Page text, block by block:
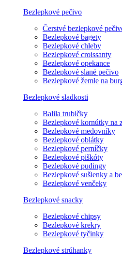
Bezlepkové pečivo
Čerstvé bezlepkové
Bezlepkové bagety
Bezlepkové chleby
Bezlepkové croissanty
Bezlepkové opekance
Bezlepkové slané pečivo
Bezlepkové žemle na
Bezlepkové sladkosti
Balila trubičky
Bezlepkové kornútky na
Bezlepkové medovníky
Bezlepkové oblátky
Bezlepkové perníčky
Bezlepkové piškóty
Bezlepkové pudingy
Bezlepkové sušienky a
Bezlepkové venčeky
Bezlepkové snacky
Bezlepkové chipsy
Bezlepkové krekry
Bezlepkové tyčinky
Bezlepkové strúhanky